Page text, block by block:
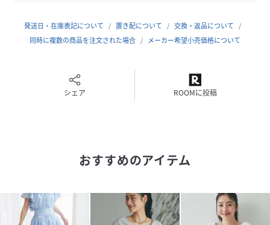
・手洗い可能
きれいめコーデはもちろん、デニムやワイドパンツと合わせ
●おすすめのシーン / 着こなし
夏コーデ ライブ参戦服
カジュアルコーデ
発送日・在庫表記について 置き配について
交換・返品について
同時に複数の商品を注文された場合
メーカー希望小売価格について
シェア ROOMに投稿
おすすめのアイテム